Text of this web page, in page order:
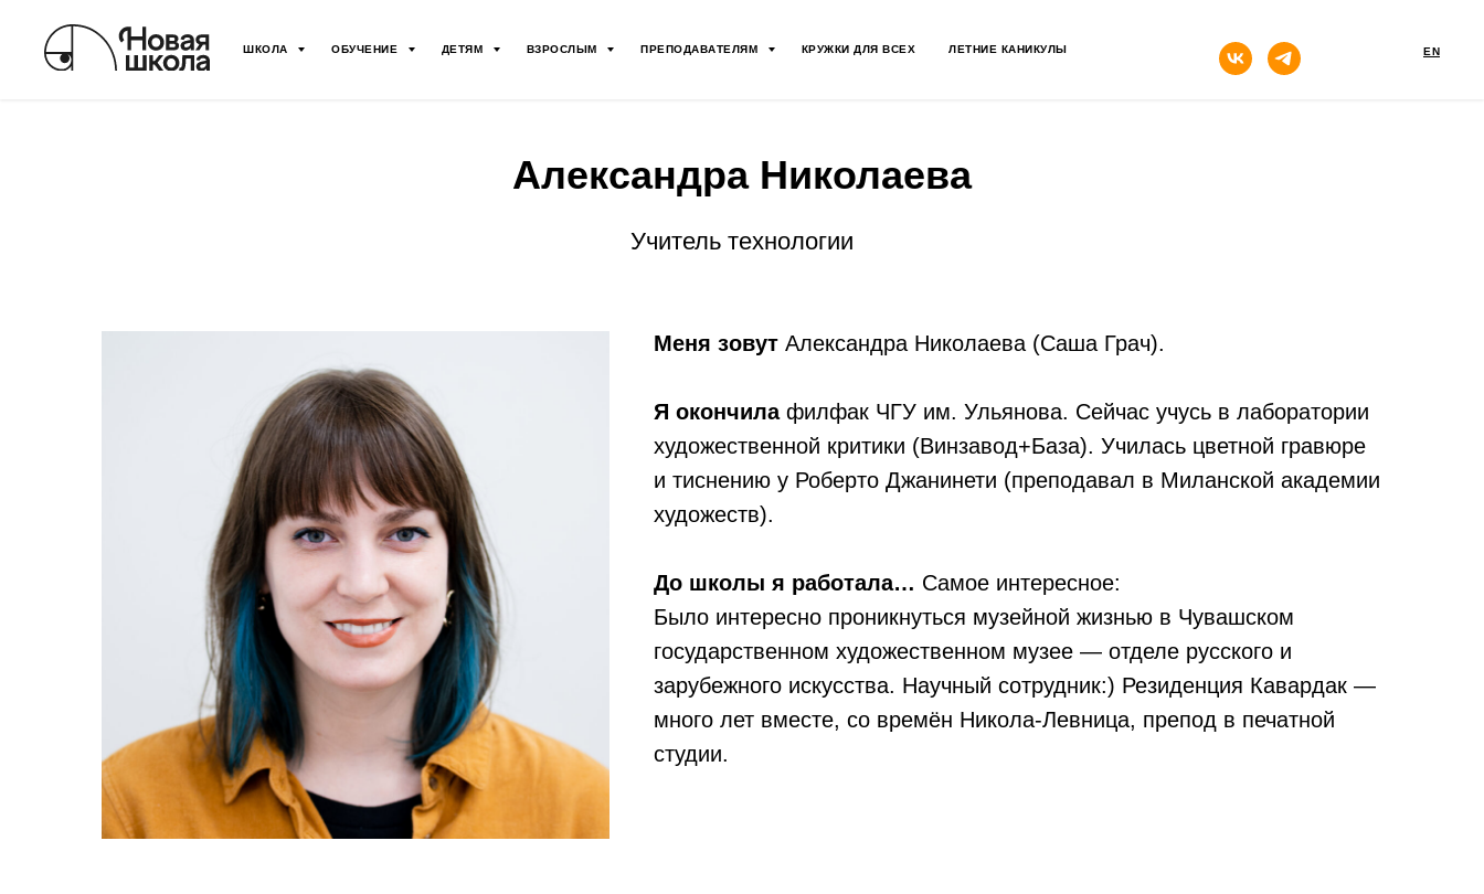
ШКОЛА ОБУЧЕНИЕ ДЕТЯМ ВЗРОСЛЫМ ПРЕПОДАВАТЕЛЯМ КРУЖКИ ДЛЯ ВСЕХ ЛЕТНИЕ КАНИКУЛЫ EN
Александра Николаева
Учитель технологии
Меня зовут Александра Николаева (Саша Грач).
Я окончилафилфак ЧГУ им. Ульянова. Сейчас учусь в лаборатории
художественной критики (Винзавод+База). Училась цветной гравюре
и тиснению у Роберто Джанинети (преподавал в Миланской академии
художеств).
До школы я работала… Самое интересное:
Было интересно проникнуться музейной жизнью в Чувашском
государственном художественном музее — отделе русского и
зарубежного искусства. Научный сотрудник:) Резиденция Кавардак —
много лет вместе, со времён Никола-Левница, препод в печатной
студии.